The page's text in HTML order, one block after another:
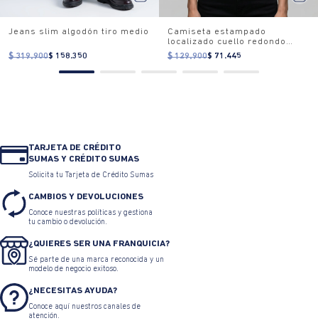
Jeans slim algodón tiro medio
$ 319.900$ 158.350
Camiseta estampado
localizado cuello redondo
para mujer
$ 129.900$ 71.445
TARJETA DE CRÉDITO
SUMAS Y CRÉDITO SUMAS
Solicita tu Tarjeta de Crédito Sumas
CAMBIOS Y DEVOLUCIONES
Conoce nuestras políticas y gestiona
tu cambio o devolución.
¿QUIERES SER UNA FRANQUICIA?
Sé parte de una marca reconocida y un
modelo de negocio exitoso.
¿NECESITAS AYUDA?
Conoce aquí nuestros canales de
atención.